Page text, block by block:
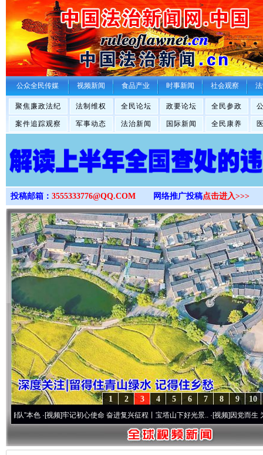
>
公众全民传媒 视频新闻 食品产业 时事新闻 社会观察
聚焦廉政法纪 法制维权 全民论坛 政要论坛 全民参政
案件追踪观察 军事动态 法治新闻 国际新闻 全民康养
投稿邮箱： 3555333776@QQ.COM 网络推广投稿点击进入>>>
10
9
8
7
6
5
4
3
2
1
·[视频]牢记初心使命 奋进复兴征程丨宝塔山下好光景..·[视频]因党而生 为党而战